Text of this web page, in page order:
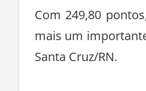
Com 249,80
mais um
Santa Cruz/RN.